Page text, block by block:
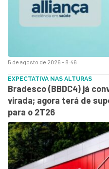
5 de agosto de 2026 - 8:46
EXPECTATIVA NAS ALTURAS
Bradesco (BBDC4) já
virada; agora terá de
para o 2T26